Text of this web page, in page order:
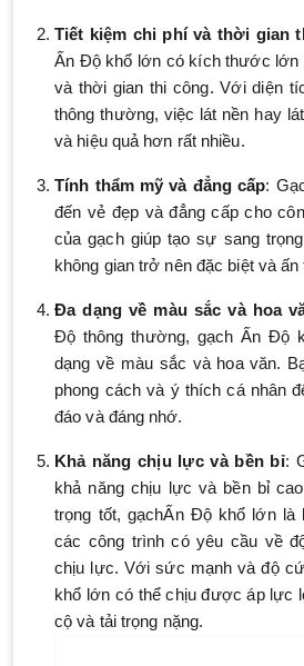
Tiết kiệm chi phí và thời gian
Ấn Độ khổ lớn có kích thước lớn
và thời gian thi công. Với diện
thông thường, việc lát nền hay
và hiệu quả hơn rất nhiều.
Tính thẩm mỹ và đẳng cấp:
đến vẻ đẹp và đẳng cấp cho
của gạch giúp tạo sự sang
không gian trở nên đặc biệt và
Đa dạng về màu sắc và hoa
Độ thông thường, gạch Ấn Độ
dạng về màu sắc và hoa văn.
phong cách và ý thích cá nhân
đáo và đáng nhớ.
Khả năng chịu lực và bền bỉ:
khả năng chịu lực và bền bỉ
trọng tốt, gạchẤn Độ khổ lớn là
các công trình có yêu cầu về
chịu lực. Với sức mạnh và độ
khổ lớn có thể chịu được áp lực
cộ và tải trọng nặng.